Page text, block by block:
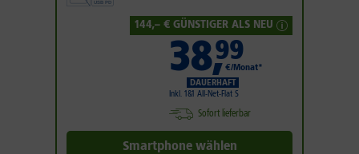
144,– € GÜNSTIGER ALS NEU
38,99
€/Monat*
DAUERHAFT
Inkl. 1&1 All-Net-Flat S
Sofort lieferbar
Smartphone wählen